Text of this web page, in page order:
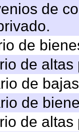
de
de
de
de
de
de